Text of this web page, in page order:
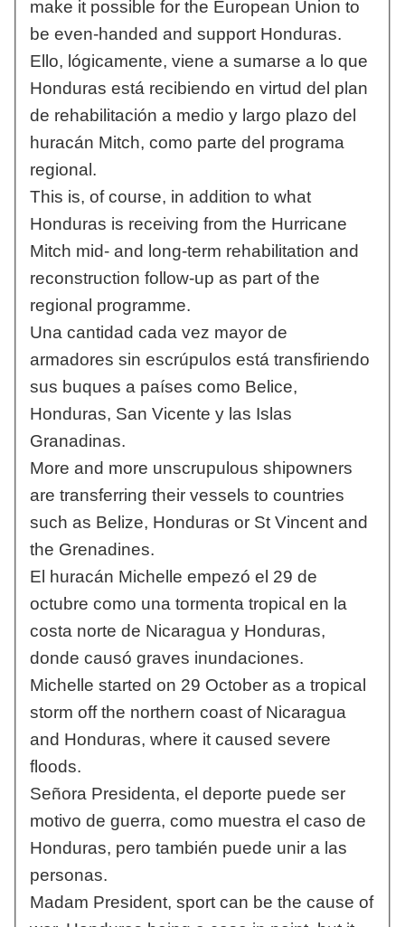
make it possible for the European Union to
be even-handed and support Honduras.
Ello, lógicamente, viene a sumarse a lo que
Honduras está recibiendo en virtud del plan
de rehabilitación a medio y largo plazo del
huracán Mitch, como parte del programa
regional.
This is, of course, in addition to what
Honduras is receiving from the Hurricane
Mitch mid- and long-term rehabilitation and
reconstruction follow-up as part of the
regional programme.
Una cantidad cada vez mayor de
armadores sin escrúpulos está transfiriendo
sus buques a países como Belice,
Honduras, San Vicente y las Islas
Granadinas.
More and more unscrupulous shipowners
are transferring their vessels to countries
such as Belize, Honduras or St Vincent and
the Grenadines.
El huracán Michelle empezó el 29 de
octubre como una tormenta tropical en la
costa norte de Nicaragua y Honduras,
donde causó graves inundaciones.
Michelle started on 29 October as a tropical
storm off the northern coast of Nicaragua
and Honduras, where it caused severe
floods.
Señora Presidenta, el deporte puede ser
motivo de guerra, como muestra el caso de
Honduras, pero también puede unir a las
personas.
Madam President, sport can be the cause of